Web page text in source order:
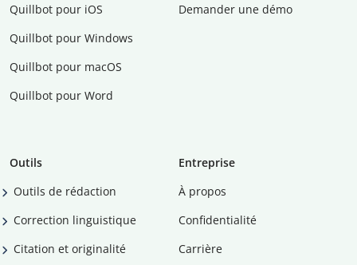
Quillbot pour iOS
Quillbot pour Windows
Quillbot pour macOS
Quillbot pour Word
Demander une démo
Outils
Outils de rédaction
Correction linguistique
Citation et originalité
Entreprise
À propos
Confidentialité
Carrière